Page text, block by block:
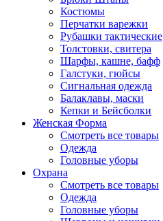
Костюмы
Перчатки варежки
Рубашки тактические
Толстовки, свитера
Шарфы, кашне, бафф
Галстуки, гюйсы
Сигнальная одежда
Балаклавы, маски
Кепки и Бейсболки
Женская Форма
Смотреть все товары
Одежда
Головные уборы
Охрана
Смотреть все товары
Одежда
Головные уборы